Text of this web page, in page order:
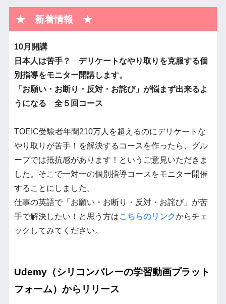
★ 新着情報 ★
10月開講
日本人は苦手？ デリケートなやり取りを克服する個
別指導をモニター開講します。
「お願い・お断り・ 反対・お詫び」が悩まず出来るよ
うになる 全５回コース
TOEIC受験者年間210万人を超えるのにデリケートな
やり取りが苦手！を解決するコースを作ったら、グル
ープでは抵抗感があります！というご意見いただきま
した。そこで一対一の個別指導コースをモニター開催
することにしました。
仕事の英語で「お願い・お断り・反対・お詫び」が苦
手で解決したい！と思う方はこちらのリンクからチェ
ックしてみてください。
Udemy（シリコンバレーの学習動画プラット
フォーム）からリリース